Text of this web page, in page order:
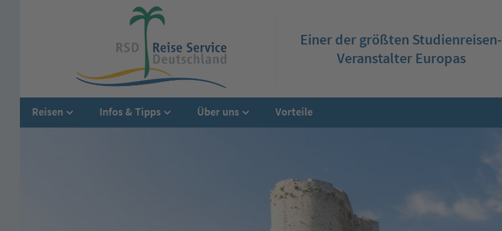
Einer der größten Studienreisen-
Veranstalter Europas
Reisen Infos & Tipps Über uns Vorteile